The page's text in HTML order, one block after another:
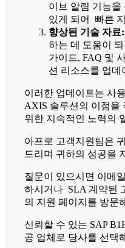
이브 알림 기능을
있게 되어 빠른
향상된 기술 자료:
하는 데 도움이
가이드, FAQ 및
션 리소스를 업데
이러한 업데이트는 사
AXIS 솔루션의 이점을
위한 지속적인 노력의
아프로 고객지원팀은
드리며 귀하의 성공을
질문이 있으시면 이메
하시거나 SLA 계약된
의 지원 페이지를 방문
신뢰할 수 있는 SAP
공 업체로 당사를 선택